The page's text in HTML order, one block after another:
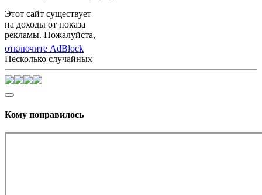
Этот сайт существует
на доходы от показа
рекламы. Пожалуйста,
отключите AdBlock
Несколько случайных
Кому понравилось